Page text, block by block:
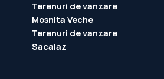
Terenuri de vanzare
Mosnita Veche
Terenuri de vanzare
Sacalaz